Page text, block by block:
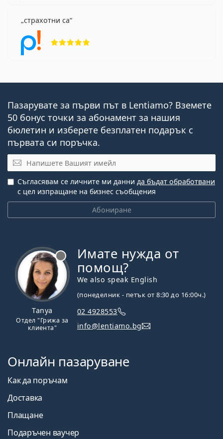
страхотни са
Пазарувате за първи път в Lentiamo? Вземете
50 бонус точки за абонамент за нашия
бюлетин и изберете безплатен подарък с
първата си поръчка.
Имейл
Абониране
Съгласявам се личните ми данни да бъдат обработвани
с цел изпращане на бизнес съобщения
Tanya
Отдел "Грижа за
клиента"
Имате нужда от
помощ?
We also speak English
(понеделник - петък от 8:30 до 16:00ч.)
02 4928553
info@lentiamo.bg
Онлайн пазаруване
Как да поръчам
Доставка
Плащане
Подаръчен ваучер